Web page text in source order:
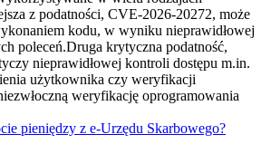
z podatności, CVE-2026-20272, może
kodu, w wyniku nieprawidłowej
poleceń.Druga krytyczna podatność,
nieprawidłowej kontroli dostępu m.in.
użytkownika czy weryfikacji
weryfikację oprogramowania
pieniędzy z e-Urzędu Skarbowego?